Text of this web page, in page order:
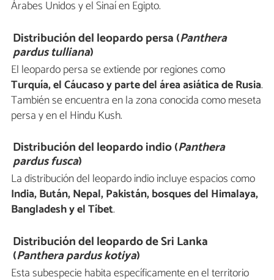
Árabes Unidos y el Sinaí en Egipto.
Distribución del leopardo persa (Panthera
pardustulliana)
El leopardo persa se extiende por regiones como
Turquía, el Cáucaso y parte del área asiática de Rusia.
También se encuentra en la zona conocida como meseta
persa y en el Hindu Kush.
Distribución del leopardo indio (Panthera
pardus fusca)
La distribución del leopardo indio incluye espacios como
India, Bután, Nepal, Pakistán, bosques del Himalaya,
Bangladesh y el Tíbet.
Distribución del leopardo de Sri Lanka
(Panthera pardus kotiya)
Esta subespecie habita específicamente en el territorio